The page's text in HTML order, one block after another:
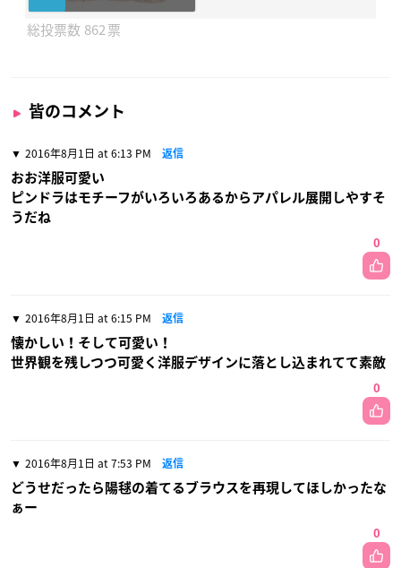
862
皆のコメント
2016年8月1日 at 6:13 PM 返信
おお洋服可愛い
ピンドラはモチーフがいろいろあるからアパレル展開しやすそ
うだね
0
2016年8月1日 at 6:15 PM 返信
懐かしい！そして可愛い！
世界観を残しつつ可愛く洋服デザインに落とし込まれてて素敵
0
2016年8月1日 at 7:53 PM 返信
どうせだったら陽毬の着てるブラウスを再現してほしかったな
ぁー
0